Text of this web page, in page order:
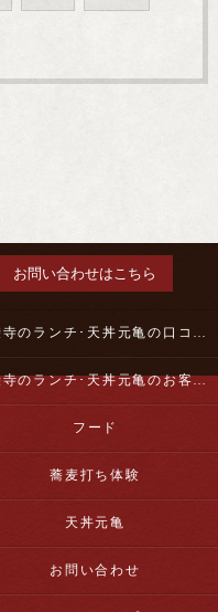
お問い合わせはこちら
一乗寺のランチ･天丼元亀の口コミ情報
一乗寺のランチ･天丼元亀のお客様の声
フード
蕎麦打ち体験
天丼元亀
お問い合わせ